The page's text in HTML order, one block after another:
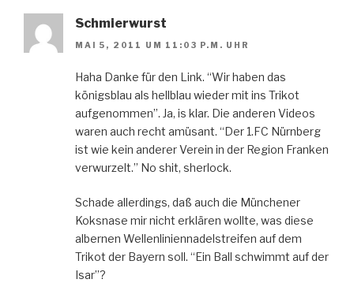
Schmierwurst
MAI 5, 2011 UM 11:03 P.M. UHR
Haha Danke für den Link. “Wir haben das
königsblau als hellblau wieder mit ins Trikot
aufgenommen”. Ja, is klar. Die anderen Videos
waren auch recht amüsant. “Der 1.FC Nürnberg
ist wie kein anderer Verein in der Region Franken
verwurzelt.” No shit, sherlock.
Schade allerdings, daß auch die Münchener
Koksnase mir nicht erklären wollte, was diese
albernen Wellenliniennadelstreifen auf dem
Trikot der Bayern soll. “Ein Ball schwimmt auf der
Isar”?